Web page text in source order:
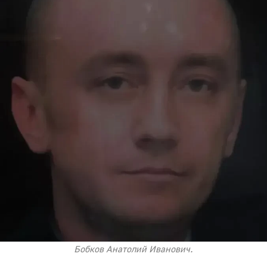
Бобков Анатолий Иванович.